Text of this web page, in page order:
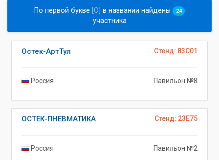
По первой букве [O] в названии найдены 24
участника
Стенд: 83C01
Остек-АртТул
Россия Павильон №8
Стенд: 23E75
ОСТЕК-ПНЕВМАТИКА
Россия Павильон №2